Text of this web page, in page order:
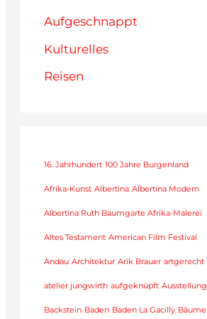
Aufgeschnappt
Kulturelles
Reisen
16. Jahrhundert 100 Jahre Burgenland
Afrika-Kunst Albertina Albertina Modern
Albertina Ruth Baumgarte Afrika-Malerei
Altes Testament American Film Festival
Andau Architektur Arik Brauer artgerecht
atelier jungwirth aufgeknüpft Ausstellung
Backstein Baden Baden La Gacilly Bäume